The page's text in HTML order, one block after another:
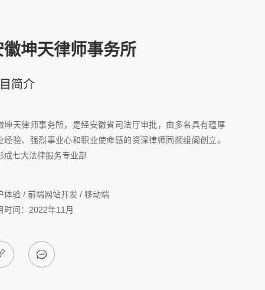
徽坤天律师事务所
简介
坤天律师事务所，是经安徽省司法厅审批，由多名具有蕴厚
经验、强烈事业心和职业使命感的资深律师同频组阁创立。
成七大法律服务专业部
体验 / 前端网站开发 / 移动端
时间：2022年11月